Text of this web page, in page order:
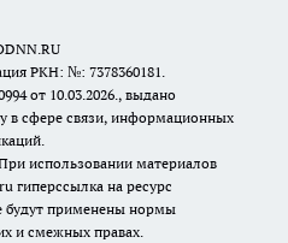
РКН: №: 7378360181.
от 10.03.2026., выдано
в сфере связи, информационных
использовании материалов
гиперссылка на ресурс
будут применены нормы
и смежных правах.